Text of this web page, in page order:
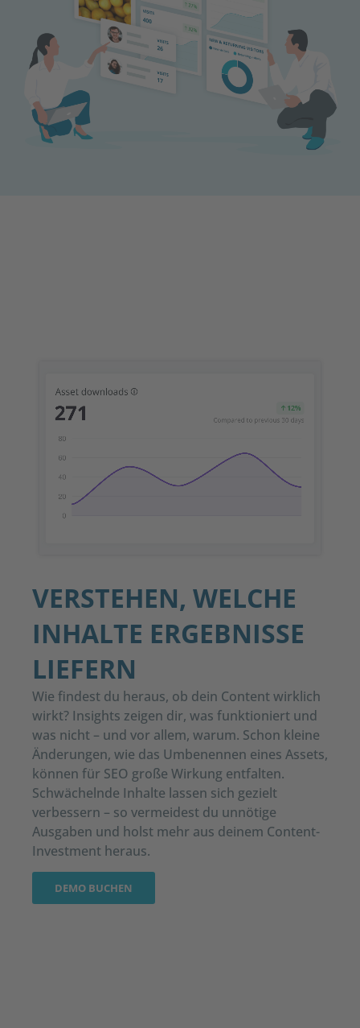
VERSTEHEN, WELCHE
INHALTE ERGEBNISSE
LIEFERN
Wie findest du heraus, ob dein Content wirklich
wirkt? Insights zeigen dir, was funktioniert und
was nicht – und vor allem, warum. Schon kleine
Änderungen, wie das Umbenennen eines Assets,
können für SEO große Wirkung entfalten.
Schwächelnde Inhalte lassen sich gezielt
verbessern – so vermeidest du unnötige
Ausgaben und holst mehr aus deinem Content-
Investment heraus.
DEMO BUCHEN